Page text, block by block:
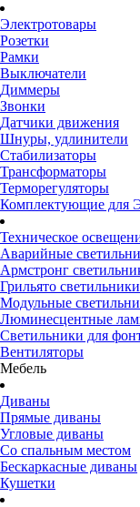
Электротовары
Розетки
Рамки
Выключатели
Диммеры
Звонки
Датчики движения
Шнуры, удлинители
Стабилизаторы
Трансформаторы
Терморегуляторы
Комплектующие для
Техническое
Аварийные
Армстронг
Грильято светильники
Модульные
Люминесцентные
Светильники для
Вентиляторы
Мебель
Диваны
Прямые диваны
Угловые диваны
Со спальным местом
Бескаркасные диваны
Кушетки